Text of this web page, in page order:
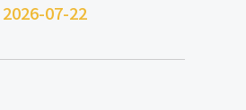
2026-07-22